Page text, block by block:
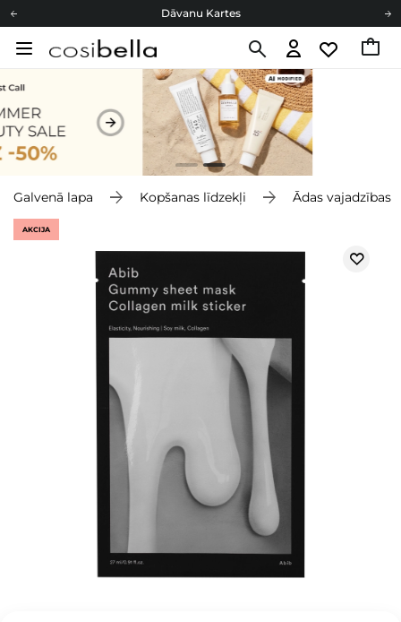
Dāvanu Kartes
Cosibella lojalitātes programma
Dāvanu Kartes
Galvenā lapa Kopšanas līdzekļi Ādas vajadzības
AKCIJA